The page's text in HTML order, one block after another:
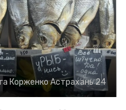
КорженкоАстрахань 24